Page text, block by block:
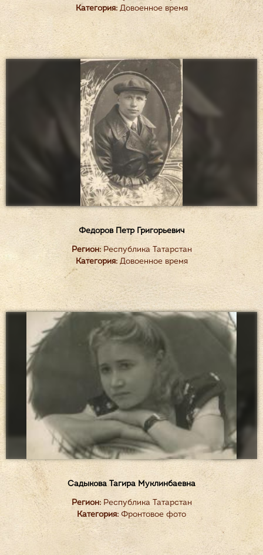
Категория:Довоенное время
Федоров Петр Григорьевич
Регион:Республика Татарстан
Категория:Довоенное время
Садыкова Тагира Муклинбаевна
Регион:Республика Татарстан
Категория: Фронтовое фото